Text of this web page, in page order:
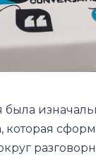
которая